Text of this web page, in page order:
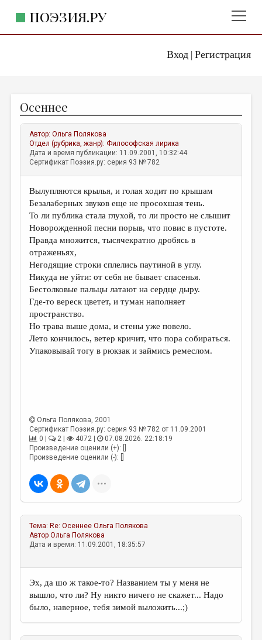
Вход| Регистрация
ПОЭЗИЯ.РУ
ЖАНРЫ
АВТОРЫ
КОММЕНТАРИИ
ЛИТСАЛОН
НОВОСТИ
ПРАВИЛА САЙТА
ОТДЕЛЫ И РУБРИКИ
ИЗБРАННОЕ
ДАЙДЖЕСТ
ПРОИЗВЕДЕНИЯ
ПЕРЕВОДЫ
КОНКУРСЫ
СТРАНИЦЫ ПАМЯТИ
ОБЪЯВЛЕНИЯ
РЕДКОЛЛЕГИЯ
МАЛАЯ ПРОЗА
ЭССЕИСТИКА
ЛИТЕРАТУРОВЕДЕНИЕ
КУЛЬТУРОВЕДЕНИЕ
ПУБЛИЦИСТИКА
Осеннее
Автор:Ольга Полякова
Отдел (рубрика, жанр):Философская лирика
Дата и время публикации: 11.09.2001, 10:32:44
Сертификат Поэзия.ру: серия 93 № 782
Вылупляются крылья, и голая ходит по крышам
Безалаберных звуков еще не просохшая тень.
То ли публика стала глухой, то ли просто не слышит
Новорожденной песни порыв, что повис в пустоте.
Правда множится, тысячекратно дробясь в
отраженьях,
Негодящие строки сплелись паутиной в углу.
Никуда не уйти: от себя не бывает спасенья.
Бестолковые пальцы латают на сердце дыру.
Где-то вереск цветет, и туман наполняет
пространство.
Но трава выше дома, и стены уже повело.
Лето кончилось, ветер кричит, что пора собираться.
Упаковывай тогу в рюкзак и займись ремеслом.
Ольга Полякова, 2001
Сертификат Поэзия.ру: серия 93 № 782 от 11.09.2001
0 |
2 | 4072 |
07.08.2026. 22:18:19
Произведение оценили (+): []
Произведение оценили (-): []
Тема: Re: Осеннее Ольга Полякова
АвторОльга Полякова
Дата и время: 11.09.2001, 18:35:57
Эх, да шо ж такое-то? Названием ты у меня не
вышло, что ли? Ну никто ничего не скажет... Надо
было, наверное, тебя зимой выложить...;)